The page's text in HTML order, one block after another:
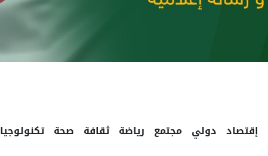
إقتصاد دولي مجتمع رياضة ثقافة صحة تكنولوجيا